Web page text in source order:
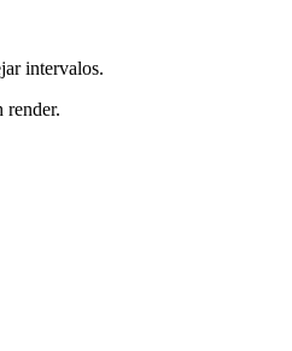
intervalos.
render.